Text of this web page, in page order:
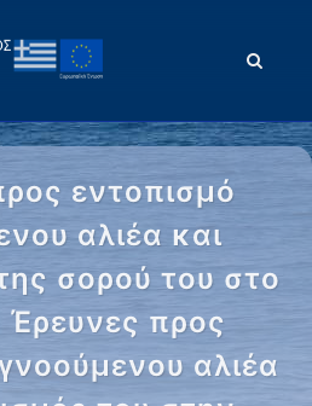
εντοπισμό
αλιέα και
σορού του στο
προς
αλιέα